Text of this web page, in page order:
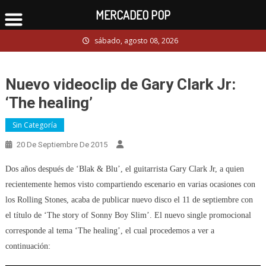
to
sábado, agosto 08, 2026
Nuevo videoclip de Gary Clark Jr:
‘The healing’
Sin Categoría
20 De Septiembre De 2015
Dos años después de ‘Blak & Blu’, el guitarrista Gary Clark Jr, a quien
recientemente hemos visto compartiendo escenario en varias ocasiones con
los Rolling Stones, acaba de publicar nuevo disco el 11 de septiembre con
el título de ‘The story of Sonny Boy Slim’. El nuevo single promocional
corresponde al tema ‘The healing’, el cual procedemos a ver a
continuación:
MERCADEO POP